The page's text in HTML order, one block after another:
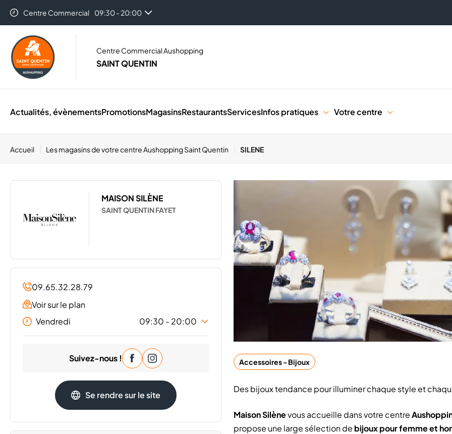
Centre Commercial
09:30 - 20:00
Auchan 08:30 - 21:00
Centre Commercial Aushopping
SAINT QUENTIN
Actualités, évènementsPromotionsMagasinsRestaurantsServicesInfos pratiques Votre centre
Accueil Les magasins de votre centre Aushopping Saint Quentin SILENE
MAISON SILÈNE
SAINT QUENTIN FAYET
09.65.32.28.79
Voir sur le plan
Vendredi
09:30 - 20:00
09:30 - 20:00
09:30 - 20:00
09:30 - 20:00
Samedi
09:30 - 20:00
Suivez-nous !
Se rendre sur le site
Accessoires - Bijoux
Des bijoux tendance pour illuminer chaque style et
Maison Silènevous accueille dans votre centre
propose une large sélection de bijoux pour femme et